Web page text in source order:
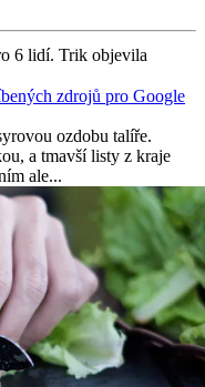
6 lidí. Trik objevila
zdrojů pro Google
ozdobu talíře.
a tmavší listy z kraje
ale...